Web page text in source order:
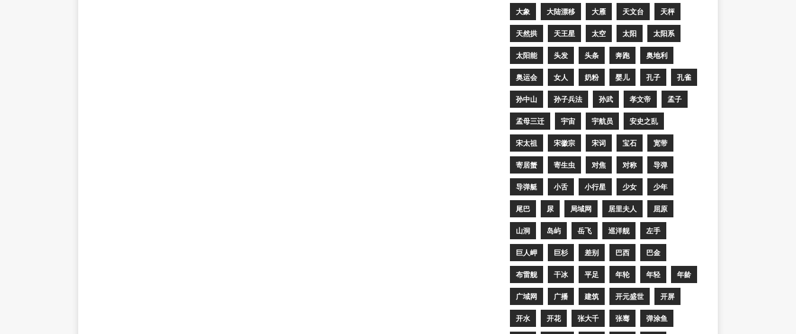
大象 大陆漂移 大雁 天文台 天枰
天然拱 天王星 太空 太阳 太阳系
太阳能 头发 头条 奔跑 奥地利
奥运会 女人 奶粉 婴儿 孔子 孔雀
孙中山 孙子兵法 孙武 孝文帝 孟子
孟母三迁 宇宙 宇航员 安史之乱
宋太祖 宋徽宗 宋词 宝石 宽带
寄居蟹 寄生虫 对焦 对称 导弹
导弹艇 小舌 小行星 少女 少年
尾巴 尿 局域网 居里夫人 屈原
山洞 岛屿 岳飞 巡洋舰 左手
巨人岬 巨杉 差别 巴西 巴金
布雷舰 干冰 平足 年轮 年轻 年龄
广域网 广播 建筑 开元盛世 开屏
开水 开花 张大千 张骞 弹涂鱼